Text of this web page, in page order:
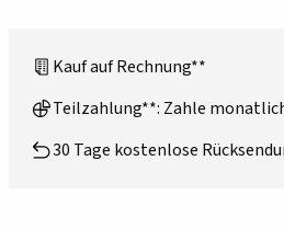
Kauf auf Rechnung**
Teilzahlung**: Zahle
30 Tage kostenlose